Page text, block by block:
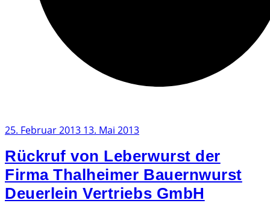
25. Februar 2013 13. Mai 2013
Rückruf von Leberwurst der
Firma Thalheimer Bauernwurst
Deuerlein Vertriebs GmbH